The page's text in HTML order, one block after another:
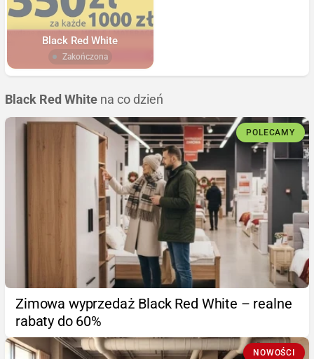
Black Red White
Zakończona
Black Red White na co dzień
POLECAMY
Zimowa wyprzedaż Black Red White – realne
rabaty do 60%
NOWOŚCI